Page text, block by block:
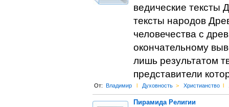
ведические тексты
тексты народов
человечества с
окончательному
лишь результатом
представители
От: Владимир l Духовность > Христианство l
Пирамида Религии